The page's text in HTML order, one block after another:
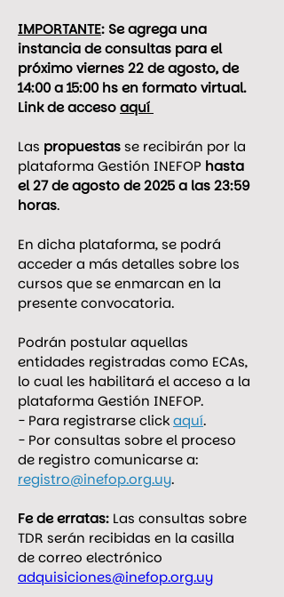
IMPORTANTE: Se agrega una
instancia de consultas para el
próximo viernes 22 de agosto, de
14:00 a 15:00 hs en formato virtual.
Link de acceso aquí
Las propuestas se recibirán por la
plataforma Gestión INEFOP hasta
el27 de agosto de 2025 a las 23:59
horas.
En dicha plataforma, se podrá
acceder a más detalles sobre los
cursos que se enmarcan en la
presente convocatoria.
Podrán postular aquellas
entidades registradas como ECAs,
lo cual les habilitará el acceso a la
plataforma Gestión INEFOP.
- Para registrarse click aquí.
- Por consultas sobre el proceso
de registro comunicarse a:
registro@inefop.org.uy.
Fe de erratas: Las consultas sobre
TDR serán recibidas en la casilla
de correo electrónico
adquisiciones@inefop.org.uy